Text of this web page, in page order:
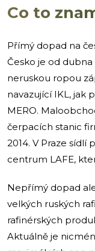
Co to
Přímý dopad na
Česko je od
neruskou ropou
navazující IKL, jak
MERO.
čerpacích stanic
2014. V Praze sídlí
centrum LAFE,
Nepřímý dopad
velkých ruských
rafinérských
Aktuálně je